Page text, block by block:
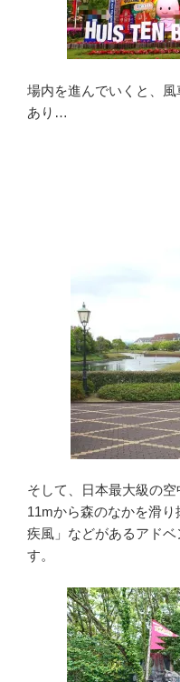
場内を進んでいくと、
あり…
そして、日本最大級の
11mから森のなかを滑
疾風」などがあるアド
す。